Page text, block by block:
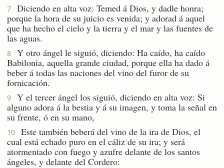
7
Diciendo en alta voz: Temed á Dios, y dadle honra;
porque la hora de su juicio es venida; y adorad á aquel
que ha hecho el cielo y la tierra y el mar y las fuentes de
las aguas.
8
Y otro ángel le siguió, diciendo: Ha caído, ha caído
Babilonia, aquella grande ciudad, porque ella ha dado á
beber á todas las naciones del vino del furor de su
fornicación.
9
Y el tercer ángel los siguió, diciendo en alta voz: Si
alguno adora á la bestia y á su imagen, y toma la señal en
su frente, ó en su mano,
10
Este también beberá del vino de la ira de Dios, el
cual está echado puro en el cáliz de su ira; y será
atormentado con fuego y azufre delante de los santos
ángeles, y delante del Cordero: